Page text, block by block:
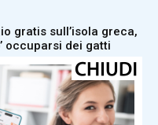
gratis sull’isola greca,
occuparsi dei gatti
pestaggio a Pinarella